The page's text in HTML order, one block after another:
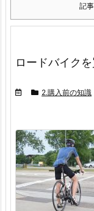
記
ロードバイク
2.購入前の知識